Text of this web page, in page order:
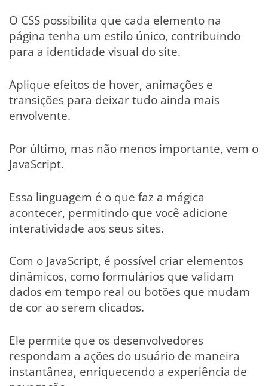
O CSS possibilita que cada elemento na
página tenha um estilo único, contribuindo
para a identidade visual do site.
Aplique efeitos de hover, animações e
transições para deixar tudo ainda mais
envolvente.
Por último, mas não menos importante, vem o
JavaScript.
Essa linguagem é o que faz a mágica
acontecer, permitindo que você adicione
interatividade aos seus sites.
Com o JavaScript, é possível criar elementos
dinâmicos, como formulários que validam
dados em tempo real ou botões que mudam
de cor ao serem clicados.
Ele permite que os desenvolvedores
respondam a ações do usuário de maneira
instantânea, enriquecendo a experiência de